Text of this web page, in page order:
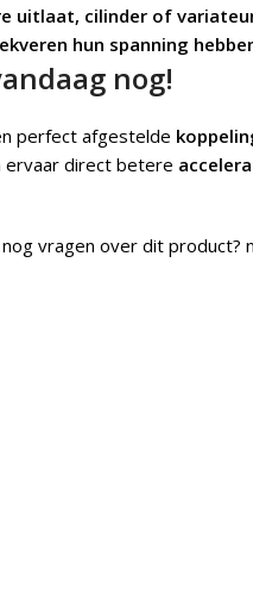
uitlaat, cilinder of
hun spanning
nog!
perfect afgestelde
ervaar direct betere
vragen over dit product?